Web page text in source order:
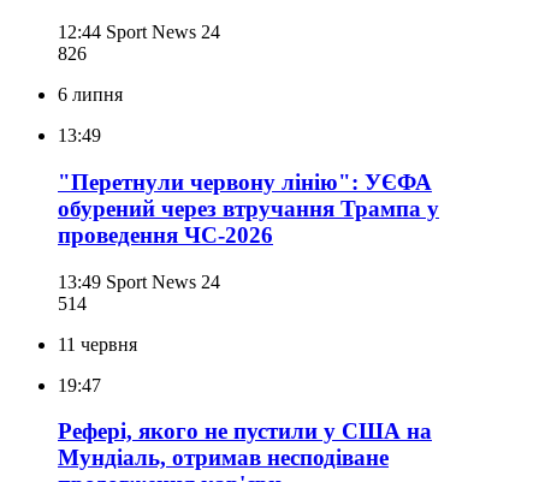
12:44 Sport News 24
826
6 липня
13:49
"Перетнули червону лінію": УЄФА
обурений через втручання Трампа у
проведення ЧС-2026
13:49 Sport News 24
514
11 червня
19:47
Рефері, якого не пустили у США на
Мундіаль, отримав несподіване